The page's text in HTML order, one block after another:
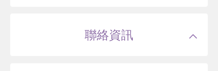
聯絡資訊